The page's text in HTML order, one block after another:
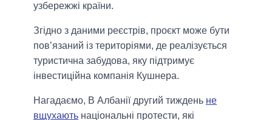
узбережжі країни.
Згідно з даними реєстрів, проєкт може бути
пов’язаний із територіями, де реалізується
туристична забудова, яку підтримує
інвестиційна компанія Кушнера.
Нагадаємо, В Албанії другий тиждень не
вщухають національні протести, які